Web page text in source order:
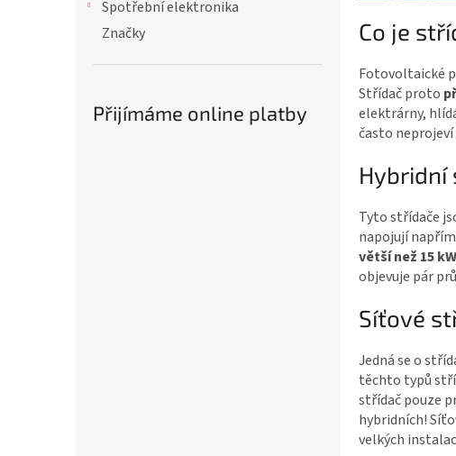
Spotřební elektronika
Značky
Přijímáme online platby
Co je
Fotovoltaické
Střídač proto
elektrárny,
často
Hybridní
Tyto střídače
napojují
větší než 15 kW
objevuje pár
Síťové
Jedná se o
těchto typů
střídač pouze
hybridních!
velkých